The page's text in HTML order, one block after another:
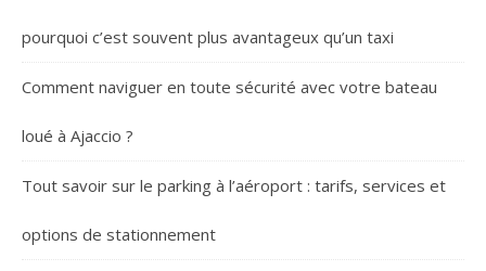
pourquoi c’est souvent plus avantageux qu’un taxi
Comment naviguer en toute sécurité avec votre bateau
loué à Ajaccio ?
Tout savoir sur le parking à l’aéroport : tarifs, services et
options de stationnement